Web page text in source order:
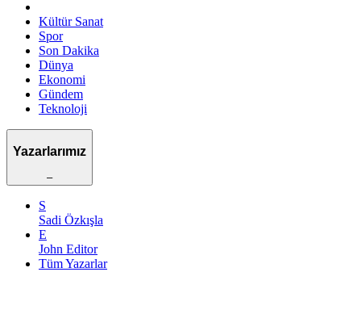
Kültür Sanat
Spor
Son Dakika
Dünya
Ekonomi
Gündem
Teknoloji
Yazarlarımız
–
S
Sadi Özkışla
E
John Editor
Tüm Yazarlar